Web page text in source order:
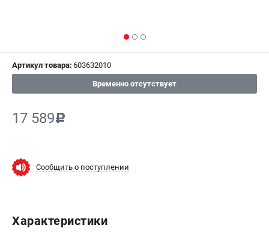
СРАВНЕНИЕ ( 0 )
Артикул товара: 603632010
Временно отсутствует
17 589c
Сообщить о поступлении
Характеристики